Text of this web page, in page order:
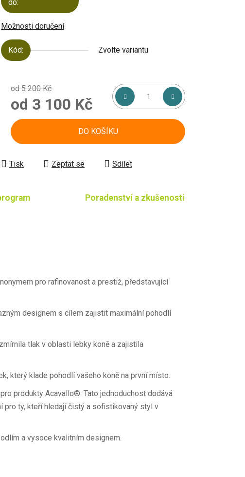
do:
Možnosti doručení
Kód: Zvolte variantu
od 5 200 Kč
od 3 100 Kč
Měrná cena:
DO KOŠÍKU
Tisk Zeptat se Sdílet
Poradenství a zkušenosti
pro rafinovanost a prestiž, představující
designem s cílem zajistit maximální pohodlí
tlak v oblasti lebky koně a zajistila
který klade pohodlí vašeho koně na první místo.
produkty Acavallo®. Tato jednoduchost dodává
pro ty, kteří hledají čistý a sofistikovaný styl v
a vysoce kvalitním designem.